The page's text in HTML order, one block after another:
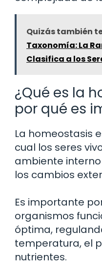
Quizás también
Taxonomía: La
Clasifica a los
¿Qué es la
por qué es
La homeostasis
cual los seres
ambiente
los cambios
Es importante
organismos
óptima,
temperatura, el
nutrientes.